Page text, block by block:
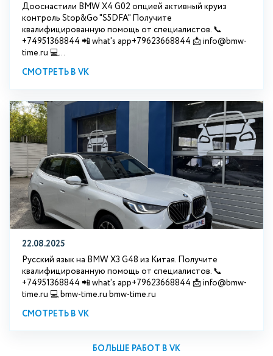
Дооснастили BMW X4 G02 опцией активный круиз
контроль Stop&Go "S5DFA" Получите
квалифицированную помощь от специалистов. 📞
+74951368844 📲 what's app+79623668844 📩 info@bmw-
time.ru 💻...
СМОТРЕТЬ В VK
22.08.2025
Русский язык на BMW X3 G48 из Китая. Получите
квалифицированную помощь от специалистов. 📞
+74951368844 📲 what's app+79623668844 📩 info@bmw-
time.ru 💻 bmw-time.ru bmw-time.ru
СМОТРЕТЬ В VK
БОЛЬШЕ РАБОТ В VK